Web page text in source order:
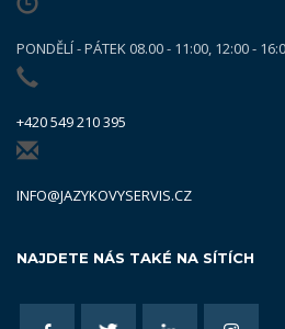
PONDĚLÍ - PÁTEK 08.00 - 11:00, 12:00 -
+420 549 210 395
INFO@JAZYKOVYSERVIS.CZ
NAJDETE NÁS TAKÉ NA SÍTÍCH